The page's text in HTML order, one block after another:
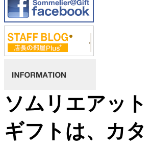
ソムリエアット
ギフトは、カタ